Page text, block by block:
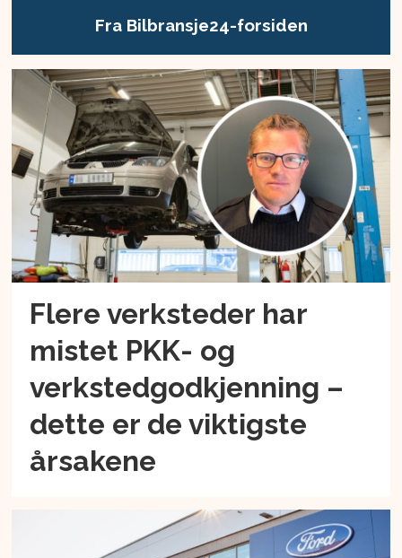
Fra Bilbransje24-forsiden
Flere verksteder har
mistet PKK- og
verkstedgodkjenning –
dette er de viktigste
årsakene